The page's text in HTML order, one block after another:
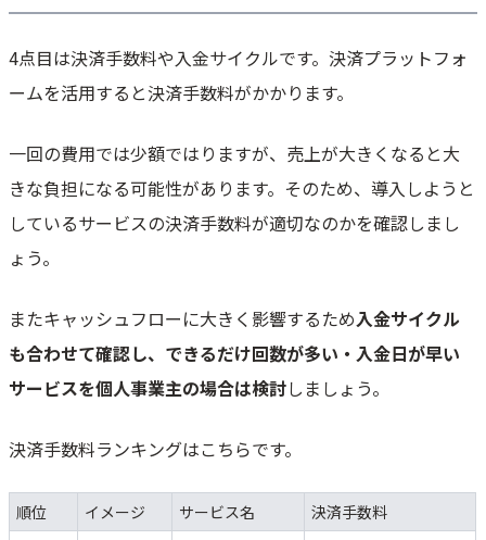
4点目は決済手数料や入金サイクルです。決済プラットフォ
ームを活用すると決済手数料がかかります。
一回の費用では少額ではりますが、売上が大きくなると大
きな負担になる可能性があります。そのため、導入しようと
しているサービスの決済手数料が適切なのかを確認しまし
ょう。
またキャッシュフローに大きく影響するため入金サイクル
も合わせて確認し、できるだけ回数が多い・入金日が早い
サービスを個人事業主の場合は検討しましょう。
決済手数料ランキングはこちらです。
順位 イメージ サービス名
決済手数料